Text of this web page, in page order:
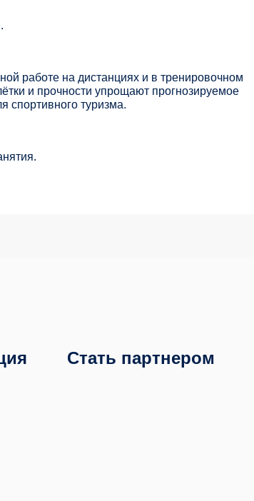
работе на дистанциях и в тренировочном
и прочности упрощают прогнозируемое
спортивного туризма.
Стать партнером